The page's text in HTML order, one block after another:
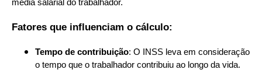
média salarial do trabalhador.
Fatores que influenciam o cálculo:
Tempo de contribuição: O INSS leva em consideração
o tempo que o trabalhador contribuiu ao longo da vida.